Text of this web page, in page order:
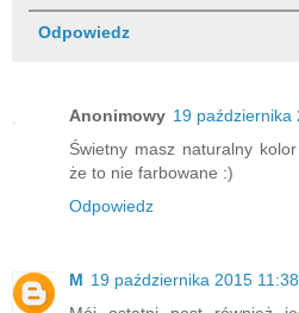
Odpowiedz
Anonimowy 19 października
Świetny masz naturalny
że to nie farbowane :)
Odpowiedz
M 19 października 2015 11:38